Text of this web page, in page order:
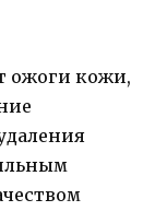
ожоги кожи,